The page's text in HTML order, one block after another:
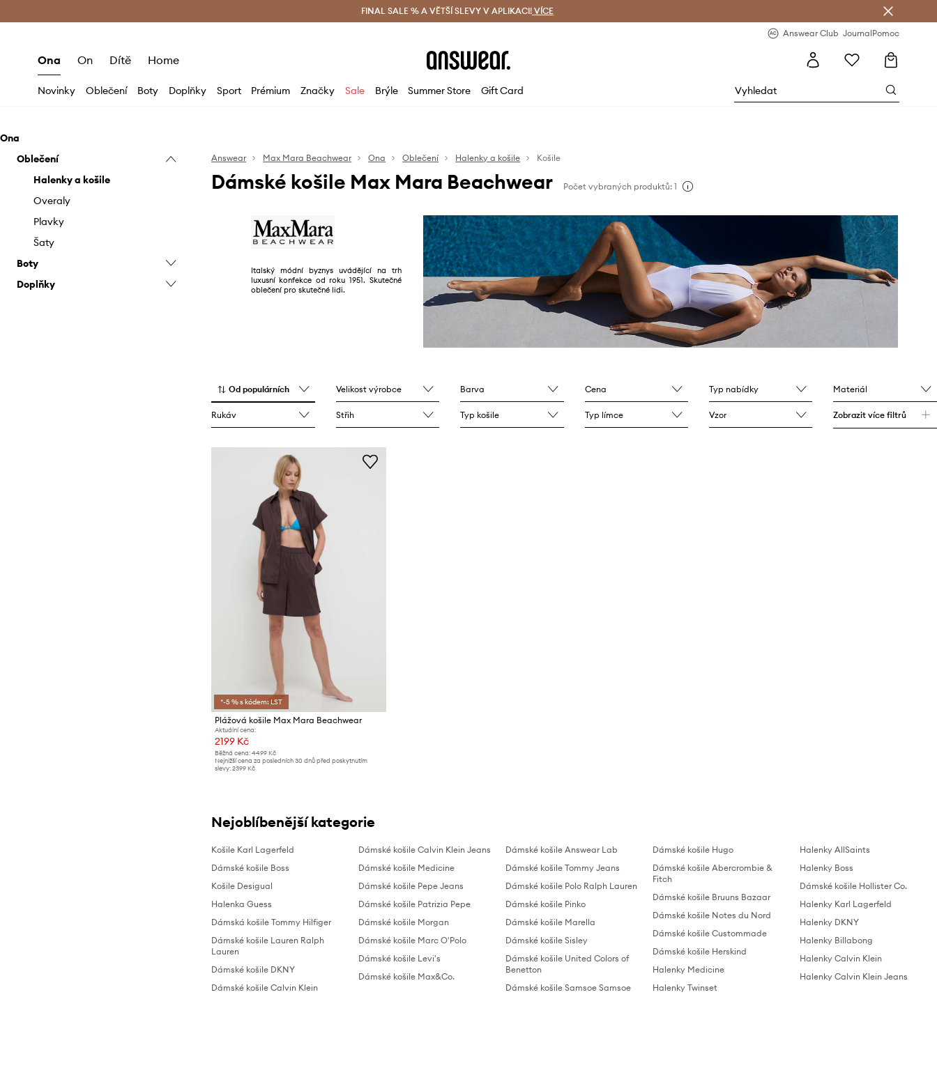
Doručení a vrácení zdarma (od 1800 Kč) Doručení i do 24 h
FINAL SALE % A VĚTŠÍ SLEVY V APLIKACI! VÍCE
Answear Club JournalPomoc
Ona On Dítě Home
Novinky Oblečení Boty Doplňky Sport Prémium Značky Sale Brýle Summer Store Gift Card
Ona
Oblečení
Halenky a košile
Overaly
Plavky
Šaty
Boty
Sandály a pantofle
Doplňky
Answear Max Mara Beachwear Ona Oblečení Halenky a košile Košile
Dámské košile Max Mara Beachwear Počet vybraných produktů: 1
Italský módní byznys uvádějící na trh
luxusní konfekce od roku 1951. Skutečné
oblečení pro skutečné lidi.
Od populárních Velikost výrobce Barva Cena Typ nabídky Materiál
Rukáv Střih Typ košile Typ límce Vzor Zobrazit více filtrů
*-5 % s kódem: LST
Plážová košile Max Mara Beachwear
Aktuální cena:
2199 Kč
Běžná cena: 4499 Kč
Nejnižší cena za posledních 30 dnů před poskytnutím
slevy: 2399 Kč
Nejoblíbenější kategorie
Košile Karl Lagerfeld
Dámské košile Boss
Košile Desigual
Halenka Guess
Dámská košile Tommy Hilfiger
Dámské košile Lauren Ralph
Lauren
Dámské košile DKNY
Dámské košile Calvin Klein
Dámské košile Calvin Klein Jeans
Dámské košile Medicine
Dámské košile Pepe Jeans
Dámské košile Patrizia Pepe
Dámské košile Morgan
Dámské košile Marc O'Polo
Dámské košile Levi's
Dámské košile Max&Co.
Dámské košile Answear Lab
Dámské košile Tommy Jeans
Dámské košile Polo Ralph Lauren
Dámské košile Pinko
Dámské košile Marella
Dámské košile Sisley
Dámské košile United Colors of
Benetton
Dámské košile Samsoe Samsoe
Dámské košile Hugo
Dámské košile Abercrombie &
Fitch
Dámské košile Bruuns Bazaar
Dámské košile Notes du Nord
Dámské košile Custommade
Dámské košile Herskind
Halenky Medicine
Halenky Twinset
Halenky AllSaints
Halenky Boss
Dámské košile Hollister Co.
Halenky Karl Lagerfeld
Halenky DKNY
Halenky Billabong
Halenky Calvin Klein
Halenky Calvin Klein Jeans